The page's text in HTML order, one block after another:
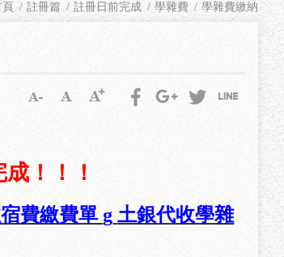
註冊篇 註冊日前完成 學雜費 學雜費繳納
！！！
費繳費單 g 土銀代收學雜